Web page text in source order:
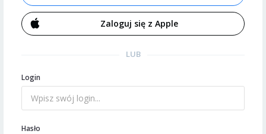
Zaloguj się z Apple
LUB
Login
Hasło